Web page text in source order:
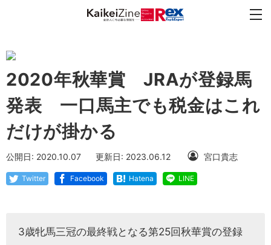
2020年秋華賞 JRAが登録馬
発表 一口馬主でも税金はこれ
だけが掛かる
公開日: 2020.10.07 更新日: 2023.06.12 宮口貴志
Twitter Facebook Hatena LINE
3歳牝馬三冠の最終戦となる第25回秋華賞の登録